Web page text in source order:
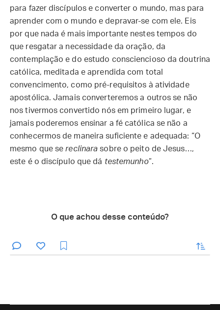
para fazer discípulos e converter o mundo, mas para
aprender com o mundo e depravar-se com ele. Eis
por que nada é mais importante nestes tempos do
que resgatar a necessidade da oração, da
contemplação e do estudo consciencioso da doutrina
católica, meditada e aprendida com total
convencimento, como pré-requisitos à atividade
apostólica. Jamais converteremos a outros se não
nos tivermos convertido nós em primeiro lugar, e
jamais poderemos ensinar a fé católica se não a
conhecermos de maneira suficiente e adequada: “O
mesmo que sereclinara sobre o peito de Jesus…,
este é o discípulo que dá testemunho”.
O que achou desse conteúdo?
enviar